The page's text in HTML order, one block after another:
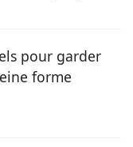
pour garder
forme